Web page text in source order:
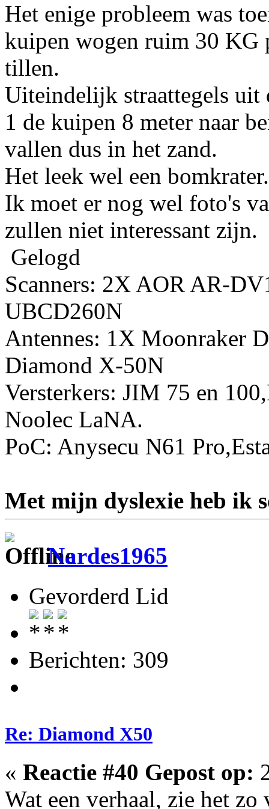
Het enige probleem was
kuipen wogen ruim 30 KG
tillen.
Uiteindelijk straattegels uit
1 de kuipen 8 meter naar
vallen dus in het zand.
Het leek wel een bomkrater.
Ik moet er nog wel foto's
zullen niet interessant zijn.
Gelogd
Scanners: 2X AOR AR-
UBCD260N
Antennes: 1X Moonraker
Diamond X-50N
Versterkers: JIM 75 en
Noolec LaNA.
PoC: Anysecu N61
Met mijn dyslexie heb ik
Nardes1965
Gevorderd Lid
Berichten: 309
Re: Diamond X50
« Reactie #40 Gepost op:
Wat een verhaal, zie het zo